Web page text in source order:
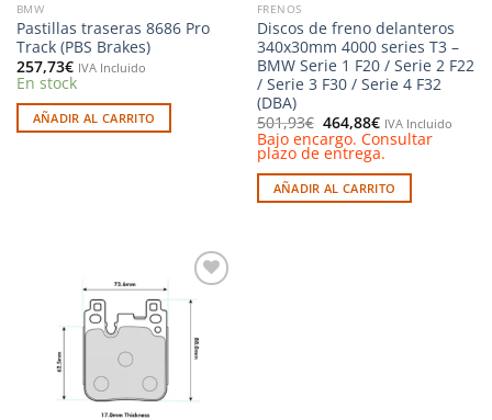
BMW
Pastillas traseras 8686 Pro
Track (PBS Brakes)
257,73€ IVA Incluido
En stock
AÑADIR AL CARRITO
FRENOS
Discos de freno delanteros
340x30mm 4000 series T3 –
BMW Serie 1 F20 / Serie 2 F22
/ Serie 3 F30 / Serie 4 F32
(DBA)
501,93€ El
precio
original
era:
501,93€.
464,88€El
precio
actual
es:
464,88€.
IVA Incluido
Bajo encargo. Consultar
plazo de entrega.
AÑADIR AL CARRITO
Añadir
deseos